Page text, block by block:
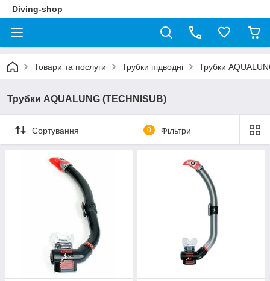
Diving-shop
Товари та послуги Трубки підводні Трубки
Трубки AQUALUNG (TECHNISUB)
Сортування 0 Фільтри